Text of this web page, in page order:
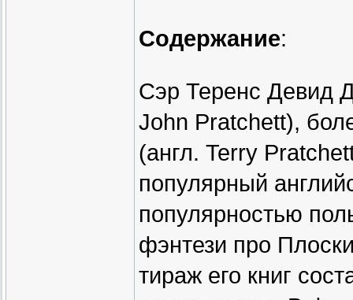
Содержание:
Сэр Теренс Девид
John Pratchett),
(англ. Terry
популярный
популярностью
фэнтези про
тираж его книг